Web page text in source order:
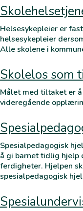
Helsesykepleier er
helsesykepleier
Alle skolene i
Skolelos som
Målet med tiltaket er
videregående
Spesialpedagogisk
å gi barnet tidlig hjelp
ferdigheter. Hjelpen
spesialpedagogisk